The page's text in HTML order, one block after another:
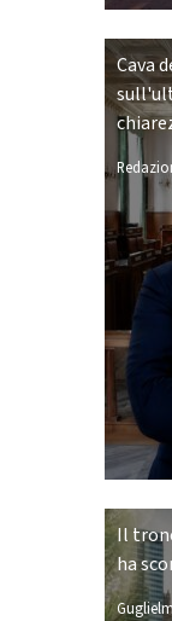
Cava
Il
ha